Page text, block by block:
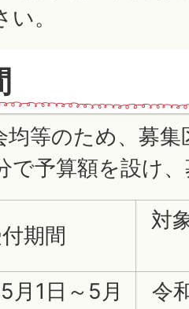
。
均等のため、募
で予算額を設け
期間
対
月1日～5月
令